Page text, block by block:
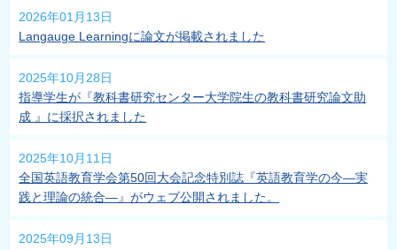
2026年01月13日
Langauge Learningに論文が掲載されました
2025年10月28日
指導学生が『教科書研究センター大学院生の教科書研究論文助
成 』に採択されました
2025年10月11日
全国英語教育学会第50回大会記念特別誌『英語教育学の今―実
践と理論の統合―』がウェブ公開されました。
2025年09月13日